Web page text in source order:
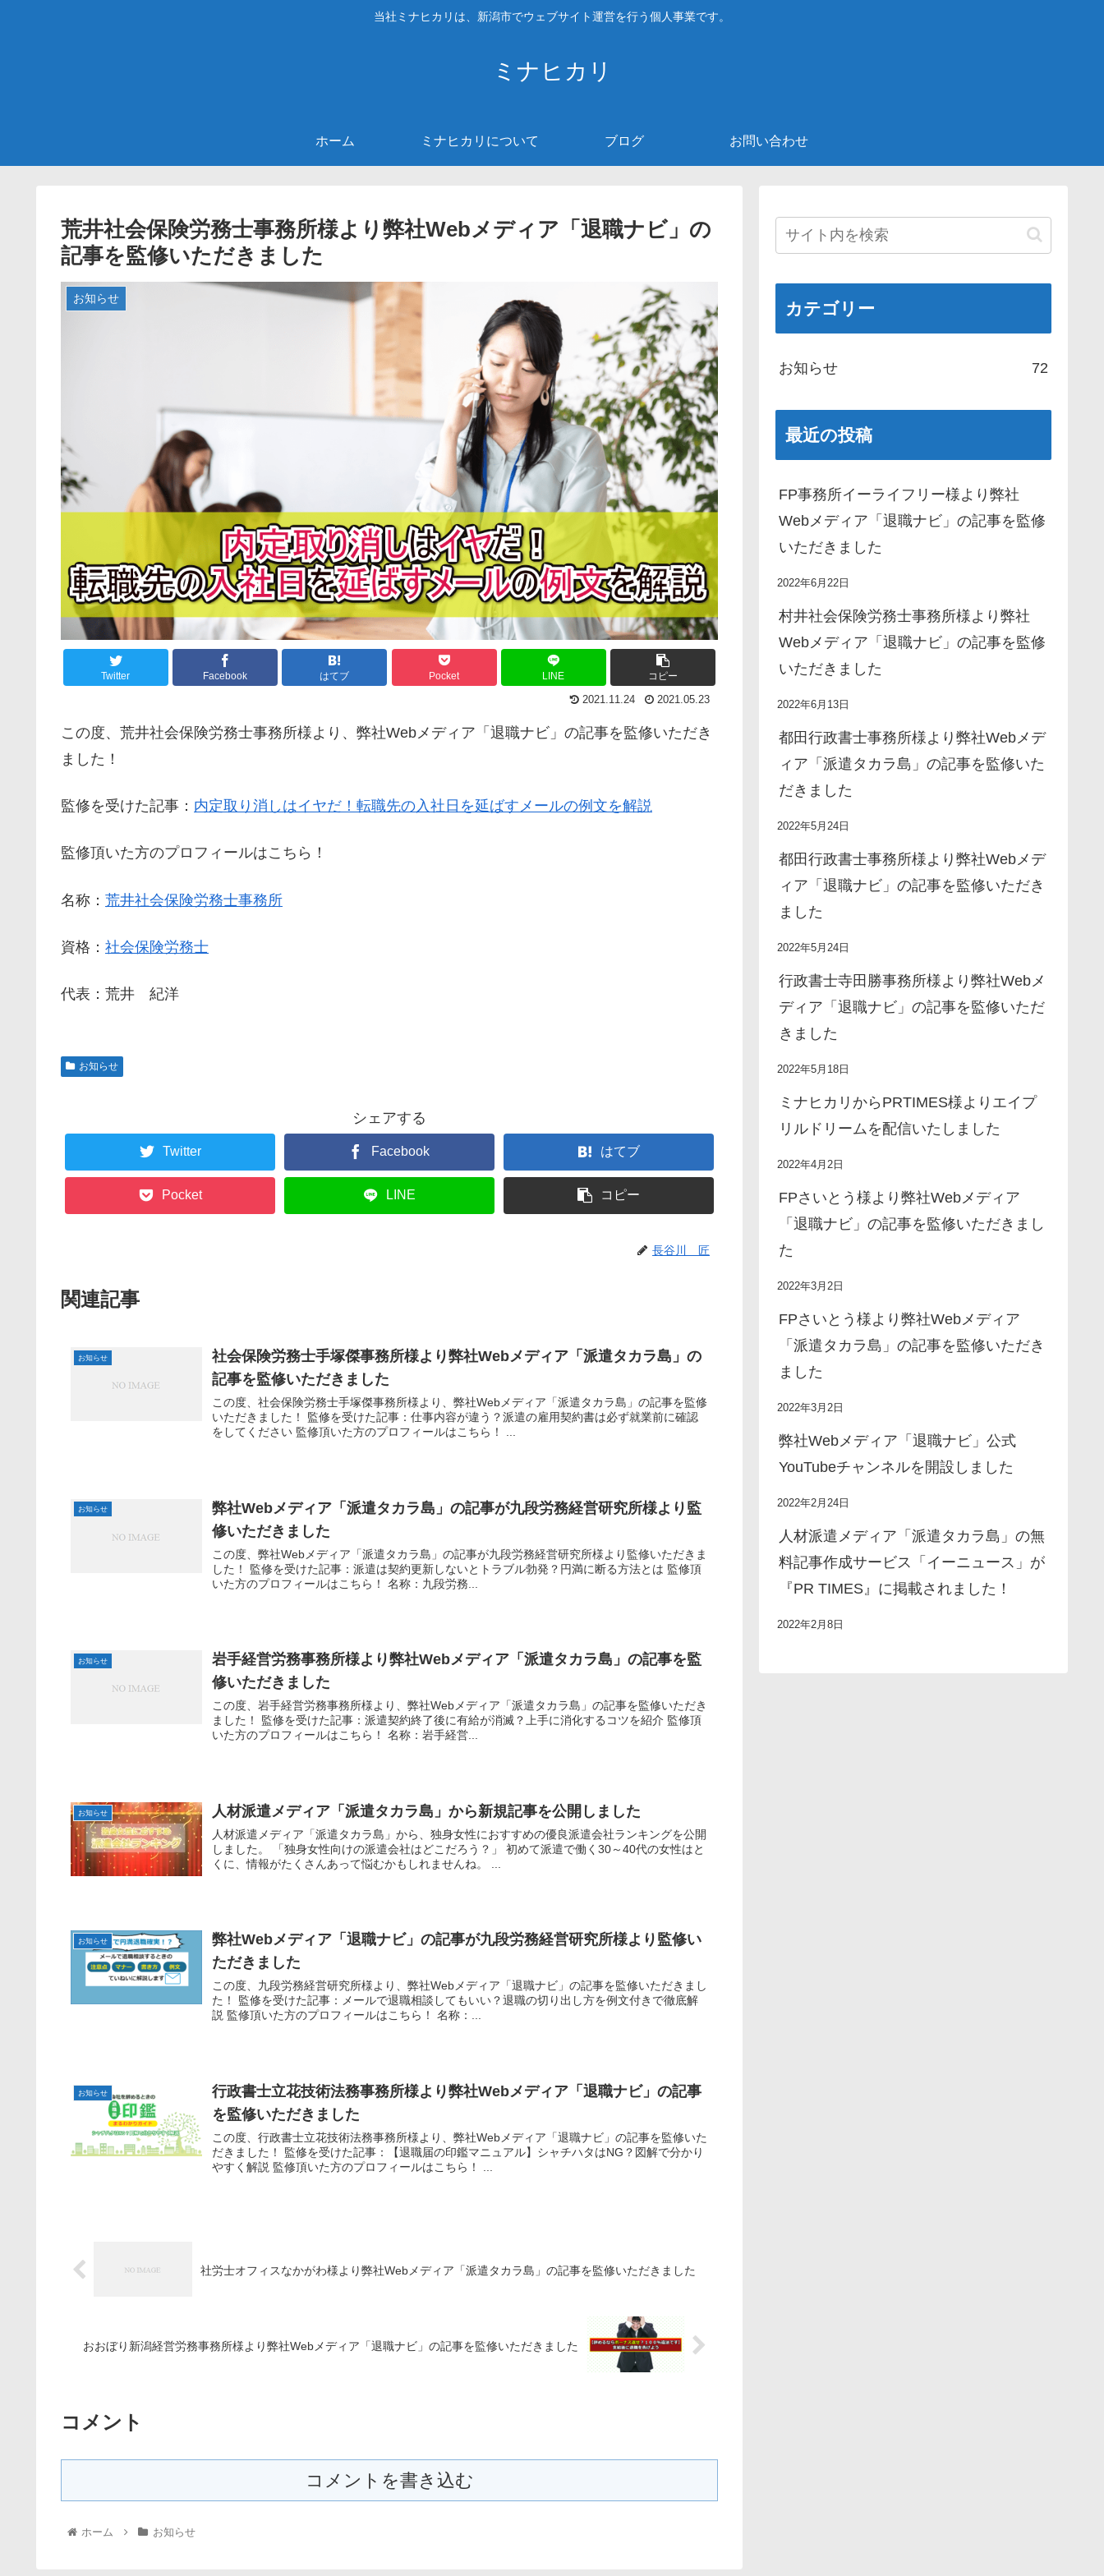
当社ミナヒカリは、新潟市でウェブサイト運営を行う個人事業です。
ミナヒカリ
ホーム ミナヒカリについて ブログ お問い合わせ
荒井社会保険労務士事務所様より弊社Webメディア「退職ナビ」の
記事を監修いただきました
お知らせ
Twitter Facebook はてブ Pocket LINE コピー
2021.11.24 2021.05.23
この度、荒井社会保険労務士事務所様より、弊社Webメディア「退職ナビ」の記事を監修いただき
ました！
監修を受けた記事： 内定取り消しはイヤだ！転職先の入社日を延ばすメールの例文を解説
監修頂いた方のプロフィールはこちら！
名称： 荒井社会保険労務士事務所
資格： 社会保険労務士
代表：荒井 紀洋
お知らせ
シェアする
Twitter Facebook はてブ
Pocket LINE コピー
長谷川 匠
関連記事
お知らせ
社会保険労務士手塚傑事務所様より弊社Webメディア「派遣タカラ島」の
記事を監修いただきました
この度、社会保険労務士手塚傑事務所様より、弊社Webメディア「派遣タカラ島」の記事を監修
いただきました！ 監修を受けた記事：仕事内容が違う？派遣の雇用契約書は必ず就業前に確認
をしてください 監修頂いた方のプロフィールはこちら！ ...
お知らせ
弊社Webメディア「派遣タカラ島」の記事が九段労務経営研究所様より監
修いただきました
この度、弊社Webメディア「派遣タカラ島」の記事が九段労務経営研究所様より監修いただきま
した！ 監修を受けた記事：派遣は契約更新しないとトラブル勃発？円満に断る方法とは 監修頂
いた方のプロフィールはこちら！ 名称：九段労務...
お知らせ
岩手経営労務事務所様より弊社Webメディア「派遣タカラ島」の記事を監
修いただきました
この度、岩手経営労務事務所様より、弊社Webメディア「派遣タカラ島」の記事を監修いただき
ました！ 監修を受けた記事：派遣契約終了後に有給が消滅？上手に消化するコツを紹介 監修頂
いた方のプロフィールはこちら！ 名称：岩手経営...
お知らせ 人材派遣メディア「派遣タカラ島」から新規記事を公開しました
人材派遣メディア「派遣タカラ島」から、独身女性におすすめの優良派遣会社ランキングを公開
しました。 「独身女性向けの派遣会社はどこだろう？」 初めて派遣で働く30～40代の女性はと
くに、情報がたくさんあって悩むかもしれませんね。 ...
お知らせ
弊社Webメディア「退職ナビ」の記事が九段労務経営研究所様より監修い
ただきました
この度、九段労務経営研究所様より、弊社Webメディア「退職ナビ」の記事を監修いただきまし
た！ 監修を受けた記事：メールで退職相談してもいい？退職の切り出し方を例文付きで徹底解
説 監修頂いた方のプロフィールはこちら！ 名称：...
お知らせ
行政書士立花技術法務事務所様より弊社Webメディア「退職ナビ」の記事
を監修いただきました
この度、行政書士立花技術法務事務所様より、弊社Webメディア「退職ナビ」の記事を監修いた
だきました！ 監修を受けた記事：【退職届の印鑑マニュアル】シャチハタはNG？図解で分かり
やすく解説 監修頂いた方のプロフィールはこちら！ ...
社労士オフィスなかがわ様より弊社Webメディア「派遣タカラ島」の記事を監修いただきました
おおぼり新潟経営労務事務所様より弊社Webメディア「退職ナビ」の記事を監修いただきました
コメント
コメントを書き込む
ホーム お知らせ
カテゴリー
お知らせ 72
最近の投稿
FP事務所イーライフリー様より弊社
Webメディア「退職ナビ」の記事を監修
いただきました
2022年6月22日
村井社会保険労務士事務所様より弊社
Webメディア「退職ナビ」の記事を監修
いただきました
2022年6月13日
都田行政書士事務所様より弊社Webメデ
ィア「派遣タカラ島」の記事を監修いた
だきました
2022年5月24日
都田行政書士事務所様より弊社Webメデ
ィア「退職ナビ」の記事を監修いただき
ました
2022年5月24日
行政書士寺田勝事務所様より弊社Webメ
ディア「退職ナビ」の記事を監修いただ
きました
2022年5月18日
ミナヒカリからPRTIMES様よりエイプ
リルドリームを配信いたしました
2022年4月2日
FPさいとう様より弊社Webメディア
「退職ナビ」の記事を監修いただきまし
た
2022年3月2日
FPさいとう様より弊社Webメディア
「派遣タカラ島」の記事を監修いただき
ました
2022年3月2日
弊社Webメディア「退職ナビ」公式
YouTubeチャンネルを開設しました
2022年2月24日
人材派遣メディア「派遣タカラ島」の無
料記事作成サービス「イーニュース」が
『PR TIMES』に掲載されました！
2022年2月8日